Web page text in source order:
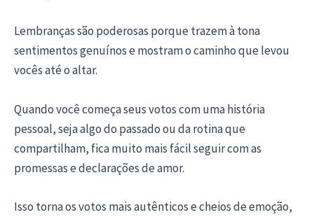
Lembranças são poderosas porque trazem à tona
sentimentos genuínos e mostram o caminho que levou
vocês até o altar.
Quando você começa seus votos com uma história
pessoal, seja algo do passado ou da rotina que
compartilham, fica muito mais fácil seguir com as
promessas e declarações de amor.
Isso torna os votos mais autênticos e cheios de emoção,